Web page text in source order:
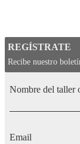
REGÍSTRATE
Recibe nuestro
Nombre del taller
Email